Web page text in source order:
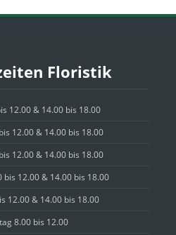
Floristik
12.00 & 14.00 bis 18.00
12.00 & 14.00 bis 18.00
12.00 & 14.00 bis 18.00
bis 12.00 & 14.00 bis 18.00
12.00 & 14.00 bis 18.00
8.00 bis 12.00